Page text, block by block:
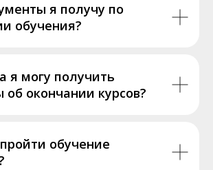
я получу по
обучения?
я могу получить
окончании курсов?
обучение